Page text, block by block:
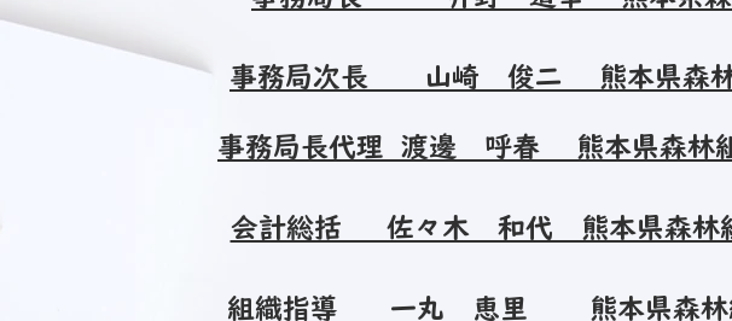
事務局次長 山崎 俊二 熊本県森
事務局長代理 渡邊 呼春 熊本県森
会計総括 佐々木 和代 熊本県森
組織指導 一丸 恵里 熊本県森